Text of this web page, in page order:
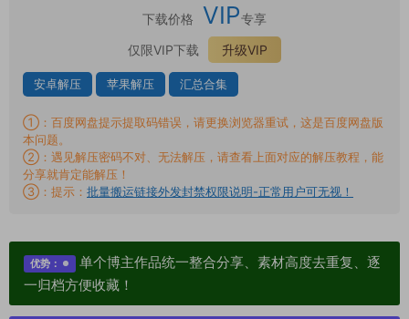
下载价格 VIP专享
仅限VIP下载
升级VIP
安卓解压 苹果解压 汇总合集
①：百度网盘提示提取码错误，请更换浏览器重试，这是百度网盘版
本问题。
②：遇见解压密码不对、无法解压，请查看上面对应的解压教程，能
分享就肯定能解压！
③：提示： 批量搬运链接外发封禁权限说明-正常用户可无视！
优势：
单个博主作品统一整合分享、素材高度去重复、逐
一归档方便收藏！